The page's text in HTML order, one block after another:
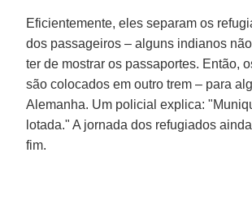
Eficientemente, eles separam os
dos passageiros – alguns indianos
ter de mostrar os passaportes. Então,
são colocados em outro trem – para
Alemanha. Um policial explica:
lotada." A jornada dos refugiados
fim.